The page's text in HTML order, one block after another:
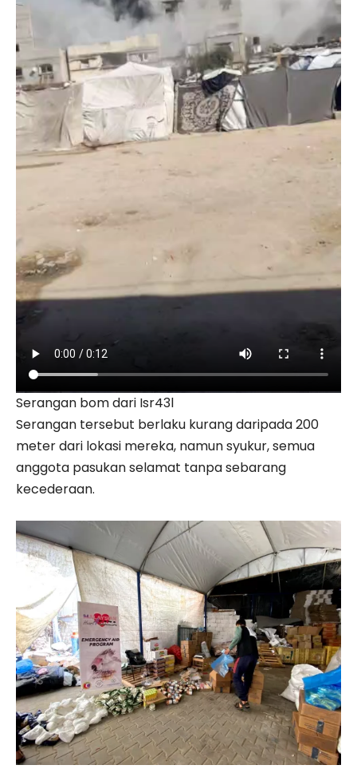
Serangan bom dari Isr43l
Serangan tersebut berlaku kurang daripada 200
meter dari lokasi mereka, namun syukur, semua
anggota pasukan selamat tanpa sebarang
kecederaan.